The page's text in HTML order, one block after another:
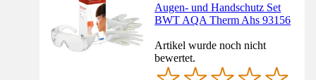
Augen- und Handschutz Set
BWT AQA Therm Ahs 93156
Artikel wurde noch nicht
bewertet.